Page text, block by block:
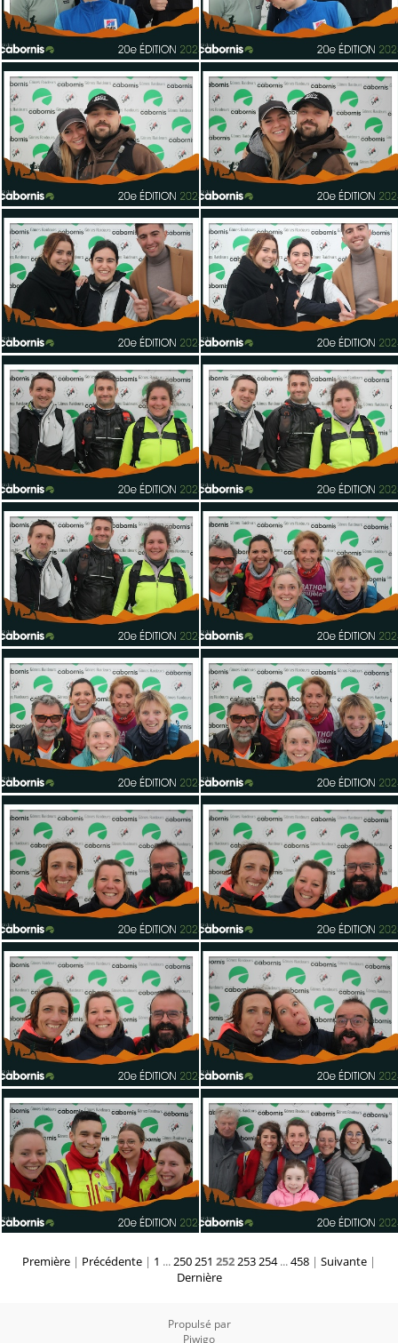
Première | Précédente | 1 ...250251 252253254...458 | Suivante |
Dernière
Propulsé par
Piwigo